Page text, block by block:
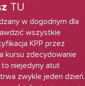
TU
w dogodnym dla
wszystkie
KPP przez
kursu zdecydowanie
niejedyny atut
zwykle jeden dzień.